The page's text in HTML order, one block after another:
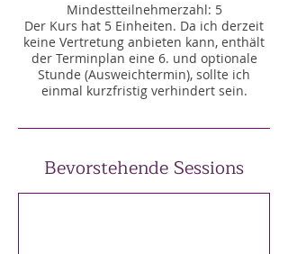
Mindestteilnehmerzahl: 5
Der Kurs hat 5 Einheiten. Da ich derzeit
keine Vertretung anbieten kann, enthält
der Terminplan eine 6. und optionale
Stunde (Ausweichtermin), sollte ich
einmal kurzfristig verhindert sein.
Bevorstehende Sessions